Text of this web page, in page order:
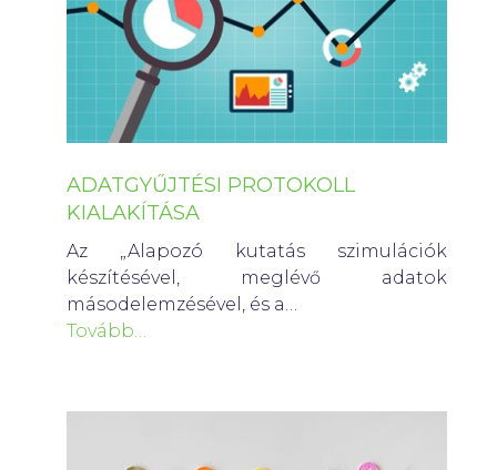
ADATGYŰJTÉSI PROTOKOLL
KIALAKÍTÁSA
Az „Alapozó kutatás szimulációk
készítésével, meglévő adatok
másodelemzésével, és a…
Tovább…